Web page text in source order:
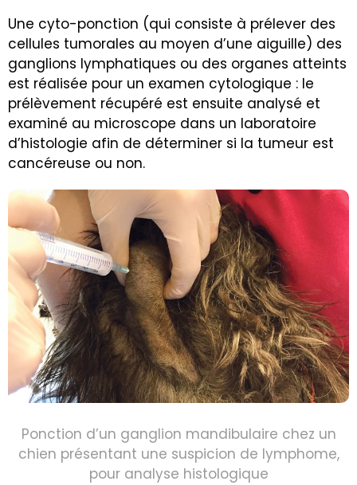
Une cyto-ponction (qui consiste à prélever des
cellules tumorales au moyen d’une aiguille) des
ganglions lymphatiques ou des organes atteints
est réalisée pour un examen cytologique : le
prélèvement récupéré est ensuite analysé et
examiné au microscope dans un laboratoire
d’histologie afin de déterminer si la tumeur est
cancéreuse ou non.
Ponction d’un ganglion mandibulaire chez un
chien présentant une suspicion de lymphome,
pour analyse histologique